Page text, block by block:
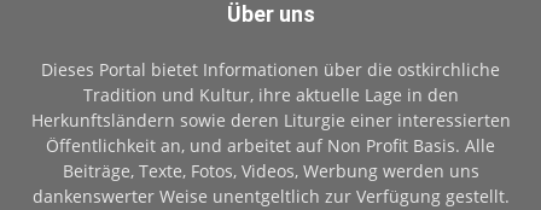
Über uns
Dieses Portal bietet Informationen über die ostkirchliche
Tradition und Kultur, ihre aktuelle Lage in den
Herkunftsländern sowie deren Liturgie einer interessierten
Öffentlichkeit an, und arbeitet auf Non Profit Basis. Alle
Beiträge, Texte, Fotos, Videos, Werbung werden uns
dankenswerter Weise unentgeltlich zur Verfügung gestellt.